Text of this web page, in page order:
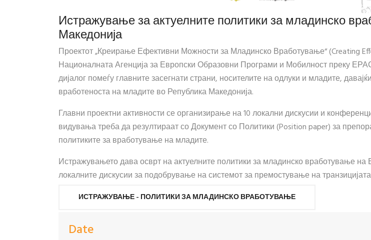
Истражување за актуелните политики за младинско
Македонија
Проектот „Креирање Ефективни Можности за Младинско Вработување“ (Creating
Националната Агенција за Европски Образовни Програми и Мобилност преку
дијалог помеѓу главните засегнати страни, носителите на одлуки и младите,
вработеноста на младите во Република Македонија.
Главни проектни активности се организирање на 10 локални дискусии и
видувања треба да резултираат со Документ со Политики (Position paper) за
политиките за вработување на младите.
Истражувањето дава осврт на актуелните политики за младинско вработување
локалните дискусии за подобрување на системот за премостување на
ИСТРАЖУВАЊЕ - ПОЛИТИКИ ЗА МЛАДИНСКО ВРАБОТУВАЊЕ
Date